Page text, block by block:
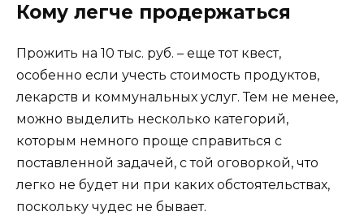
Кому легче продержаться
Прожить на 10 тыс. руб. – еще тот квест,
особенно если учесть стоимость продуктов,
лекарств и коммунальных услуг. Тем не менее,
можно выделить несколько категорий,
которым немного проще справиться с
поставленной задачей, с той оговоркой, что
легко не будет ни при каких обстоятельствах,
поскольку чудес не бывает.